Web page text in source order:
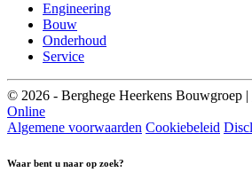
Engineering
Bouw
Onderhoud
Service
© 2026 - Berghege Heerkens Bouwgroep |
Online
Algemene voorwaarden Cookiebeleid
Waar bent u naar op zoek?